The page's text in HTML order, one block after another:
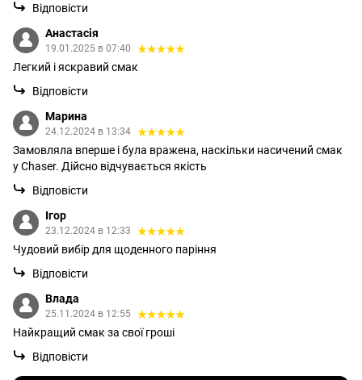
Відповісти
Анастасія
19.01.2025 в 07:40
Легкий і яскравий смак
Відповісти
Марина
24.12.2024 в 13:34
Замовляла вперше і була вражена, наскільки насичений смак
у Chaser. Дійсно відчувається якість
Відповісти
Ігор
23.12.2024 в 12:33
Чудовий вибір для щоденного паріння
Відповісти
Влада
25.11.2024 в 12:55
Найкращий смак за свої гроші
Відповісти